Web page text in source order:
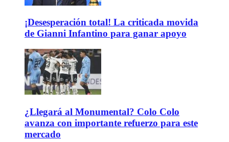
¡Desesperación total! La criticada movida
de Gianni Infantino para ganar apoyo
¿Llegará al Monumental? Colo Colo
avanza con importante refuerzo para este
mercado